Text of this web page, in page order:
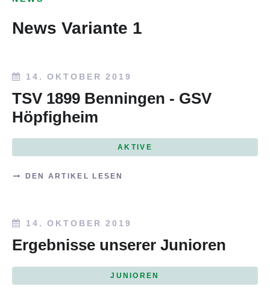
News Variante 1
14. OKTOBER 2019
TSV 1899 Benningen - GSV
Höpfigheim
AKTIVE
DEN ARTIKEL LESEN
14. OKTOBER 2019
Ergebnisse unserer Junioren
JUNIOREN